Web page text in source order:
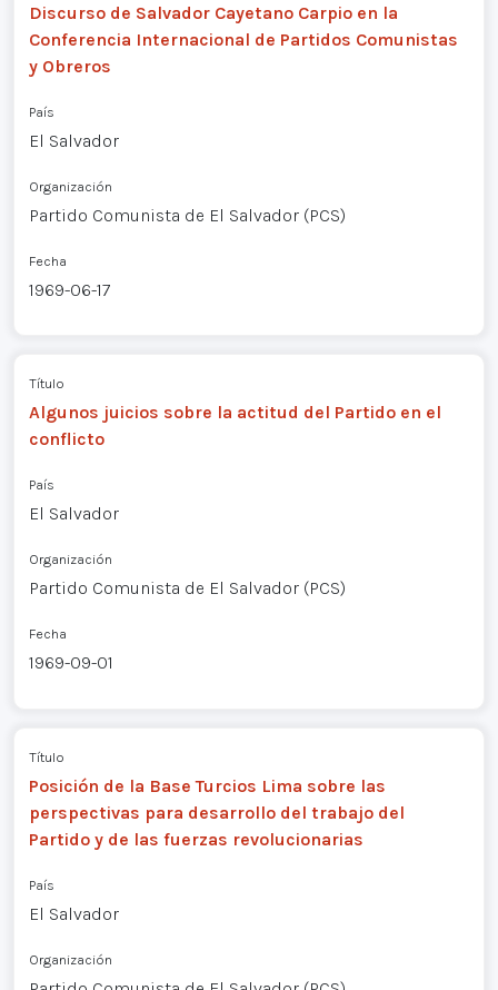
Discurso de Salvador Cayetano Carpio en la
Conferencia Internacional de Partidos Comunistas
y Obreros
País
El Salvador
Organización
Partido Comunista de El Salvador (PCS)
Fecha
1969-06-17
Título
Algunos juicios sobre la actitud del Partido en el
conflicto
País
El Salvador
Organización
Partido Comunista de El Salvador (PCS)
Fecha
1969-09-01
Título
Posición de la Base Turcios Lima sobre las
perspectivas para desarrollo del trabajo del
Partido y de las fuerzas revolucionarias
País
El Salvador
Organización